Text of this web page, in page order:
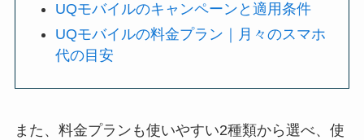
UQモバイルのキャンペーンと適用条件
UQモバイルの料金プラン｜月々のスマホ
代の目安
また、料金プランも使いやすい2種類から選べ、使